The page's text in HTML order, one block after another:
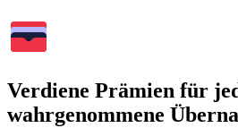
Verdiene Prämien für
wahrgenommene